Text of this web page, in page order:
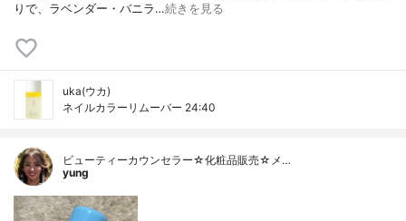
りで、ラベンダー・バニラ…続きを見る
uka(ウカ)
ネイルカラーリムーバー 24:40
ビューティーカウンセラー☆化粧品販売☆メ…
yung